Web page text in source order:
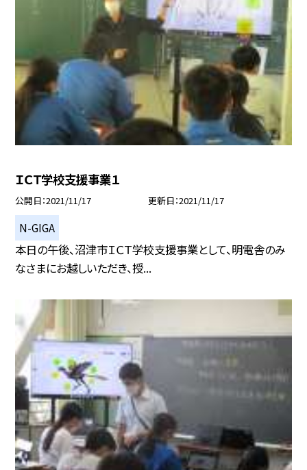
ＩＣＴ学校支援事業１
公開日 2021/11/17 更新日 2021/11/17
N-GIGA
本日の午後、沼津市ＩＣＴ学校支援事業として、明電舎のみ
なさまにお越しいただき、授...